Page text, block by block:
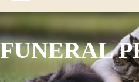
FUNERAL